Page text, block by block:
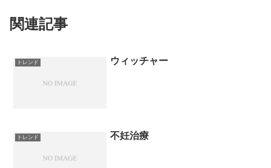
関連記事
トレンド ウィッチャー
トレンド 不妊治療